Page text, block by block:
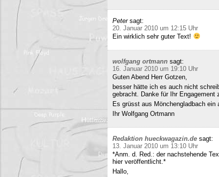
Peter sagt:
20. Januar 2010 um 12:15 Uhr
Ein wirklich sehr guter Text!
wolfgang ortmann sagt:
16. Januar 2010 um 19:10 Uhr
Guten Abend Herr Gotzen,
besser hätte ich es auch nicht
gebracht. Danke für Ihr Engagement
Es grüsst aus Mönchengladbach ein
Ihr Wolfgang Ortmann
Redaktion hueckwagazin.de sagt:
13. Januar 2010 um 13:10 Uhr
*Anm. d. Red.: der nachstehende
hier veröffentlicht.*
Hallo,